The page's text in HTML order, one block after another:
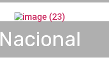
Nacional